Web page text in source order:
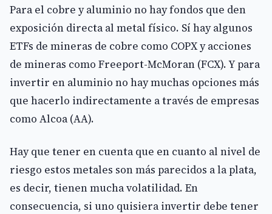
Para el cobre y aluminio no hay fondos que den
exposición directa al metal físico. Sí hay algunos
ETFs de mineras de cobre como COPX y acciones
de mineras como Freeport-McMoran (FCX). Y para
invertir en aluminio no hay muchas opciones más
que hacerlo indirectamente a través de empresas
como Alcoa (AA).
Hay que tener en cuenta que en cuanto al nivel de
riesgo estos metales son más parecidos a la plata,
es decir, tienen mucha volatilidad. En
consecuencia, si uno quisiera invertir debe tener